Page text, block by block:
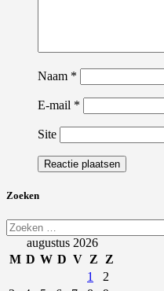
Naam *
E-mail *
Site
Zoeken
Zoeken
naar:augustus 2026
M D W D V Z
Z
1
2